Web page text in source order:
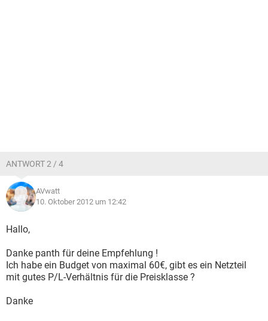
ANTWORT 2 / 4
AVwatt
10. Oktober 2012 um 12:42
Hallo,
Danke panth für deine Empfehlung !
Ich habe ein Budget von maximal 60€, gibt es ein Netzteil
mit gutes P/L-Verhältnis für die Preisklasse ?
Danke